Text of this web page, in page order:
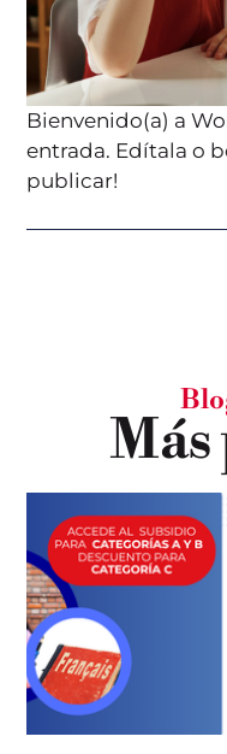
Bienvenido(a) a
entrada. Edítala o
publicar!